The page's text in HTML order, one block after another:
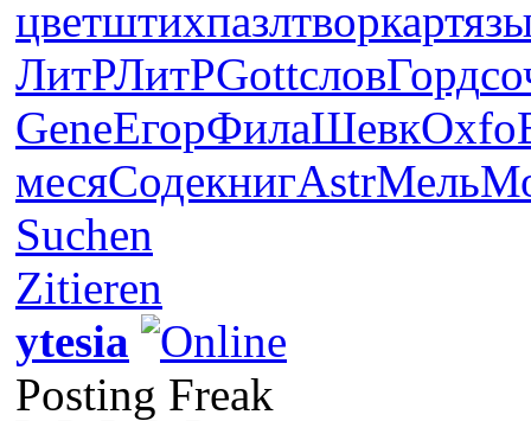
цветштихпазлтворкарт
ЛитРЛитРGottсловГорд
GeneЕгорФилаШевкOxfo
месяСодекнигAstrМель
Suchen
Zitieren
ytesia
Posting Freak